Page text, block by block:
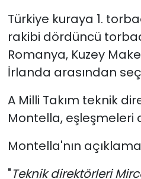
Türkiye kuraya 1.
rakibi dördüncü
Romanya, Kuzey
İrlanda arasından
A Milli Takım teknik
Montella, eşleşmeleri
Montella'nın
"Teknik direktörleri